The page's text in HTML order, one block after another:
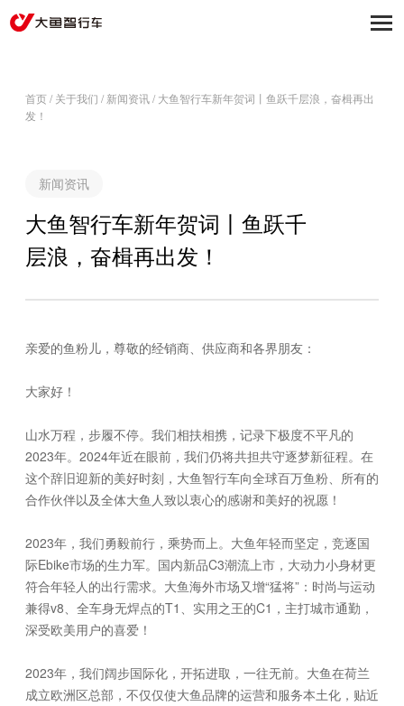
首页/ 关于我们 / 新闻资讯/ 大鱼智行车新年贺词丨鱼跃千层浪，奋楫再出
发！
新闻资讯
大鱼智行车新年贺词丨鱼跃千
层浪，奋楫再出发！
亲爱的鱼粉儿，尊敬的经销商、供应商和各界朋友：
大家好！
山水万程，步履不停。我们相扶相携，记录下极度不平凡的
2023年。2024年近在眼前，我们仍将共担共守逐梦新征程。在
这个辞旧迎新的美好时刻，大鱼智行车向全球百万鱼粉、所有的
合作伙伴以及全体大鱼人致以衷心的感谢和美好的祝愿！
2023年，我们勇毅前行，乘势而上。大鱼年轻而坚定，竞逐国
际Ebike市场的生力军。国内新品C3潮流上市，大动力小身材更
符合年轻人的出行需求。大鱼海外市场又增“猛将”：时尚与运动
兼得v8、全车身无焊点的T1、实用之王的C1，主打城市通勤，
深受欧美用户的喜爱！
2023年，我们阔步国际化，开拓进取，一往无前。大鱼在荷兰
成立欧洲区总部，不仅仅使大鱼品牌的运营和服务本土化，贴近